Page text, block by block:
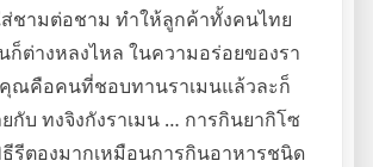
ส่ชามต่อชาม ทำให้ลูกค้าทั้งคนไทย
ต่างหลงไหล ในความอร่อยของรา
ณคือคนที่ชอบทานราเมนแล้วละก็
กับ ทงจิงกังราเมน … การกินยากิโซ
รีตองมากเหมือนการกินอาหารชนิด